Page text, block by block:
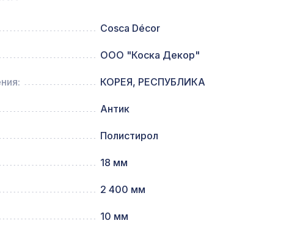
L5072,
96 ₽
Cosca Décor
ООО "Коска Декор"
КОРЕЯ, РЕСПУБЛИКА
Антик
Полистирол
18 мм
2 400 мм
10 мм